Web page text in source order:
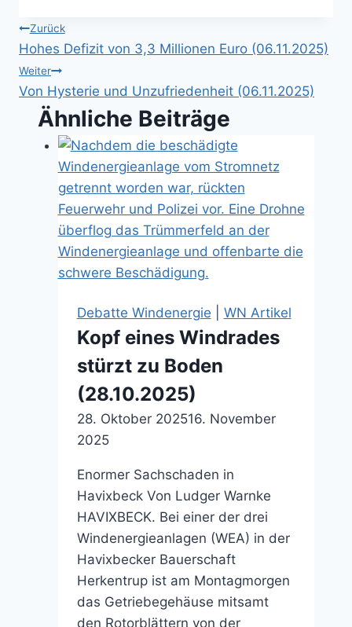
Beitragsnavigation
Zurück
Hohes Defizit von 3,3 Millionen Euro (06.11.2025)
Weiter
Von Hysterie und Unzufriedenheit (06.11.2025)
Ähnliche Beiträge
Debatte Windenergie WN Artikel
Kopf eines Windrades
stürzt zu Boden
(28.10.2025)
28. Oktober 202516. November
2025
Enormer Sachschaden in
Havixbeck Von Ludger Warnke
HAVIXBECK. Bei einer der drei
Windenergieanlagen (WEA) in der
Havixbecker Bauerschaft
Herkentrup ist am Montagmorgen
das Getriebegehäuse mitsamt
den Rotorblättern von der